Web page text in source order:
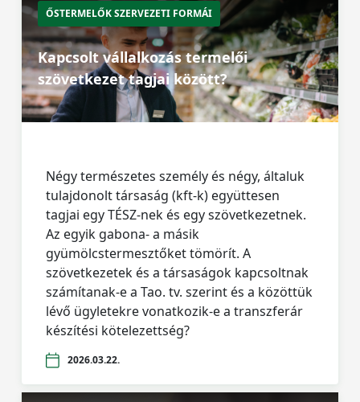
ŐSTERMELŐK SZERVEZETI FORMÁI
Kapcsolt vállalkozás termelői
szövetkezet tagjai között?
Négy természetes személy és négy, általuk
tulajdonolt társaság (kft-k) együttesen
tagjai egy TÉSZ-nek és egy szövetkezetnek.
Az egyik gabona- a másik
gyümölcstermesztőket tömörít. A
szövetkezetek és a társaságok kapcsoltnak
számítanak-e a Tao. tv. szerint és a közöttük
lévő ügyletekre vonatkozik-e a transzferár
készítési kötelezettség?
2026.03.22.